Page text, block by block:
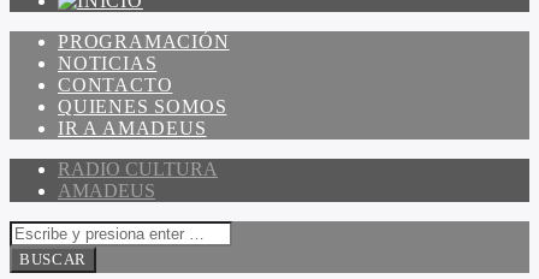
PROGRAMACIÓN
NOTICIAS
CONTACTO
QUIENES SOMOS
IR A AMADEUS
RADIO CULTURA
AMADEUS